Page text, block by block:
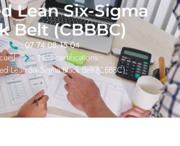
Lean Six-Sigma
Belt (CBBBC)
07 74 08 15 04
Nos certifications
Lean Six-Sigma Black Belt (CBBBC)